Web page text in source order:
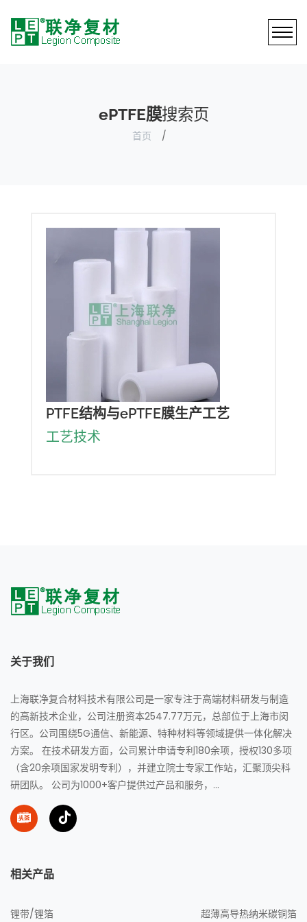
ePTFE膜搜索页
首页
PTFE结构与ePTFE膜生产工艺
工艺技术
关于我们
上海联净复合材料技术有限公司是一家专注于高端材料研发与制造
的高新技术企业，公司注册资本2547.77万元，总部位于上海市闵
行区。公司围绕5G通信、新能源、特种材料等领域提供一体化解决
方案。 在技术研发方面，公司累计申请专利180余项，授权130多项
（含20余项国家发明专利），并建立院士专家工作站，汇聚顶尖科
研团队。 公司为1000+客户提供过产品和服务，...
相关产品
锂带/锂箔 超薄高导热纳米碳铜箔